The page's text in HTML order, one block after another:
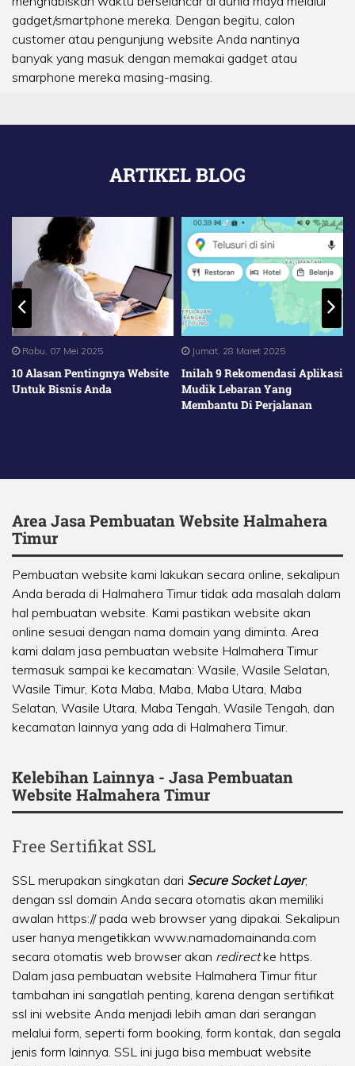
gadget/smartphone mereka. Dengan begitu, calon
customer atau pengunjung website Anda nantinya
banyak yang masuk dengan memakai gadget atau
smarphone mereka masing-masing.
ARTIKEL BLOG
Rabu, 07 Mei 2025
10 Alasan Pentingnya Website
Untuk Bisnis Anda
Jumat, 28 Maret 2025
Inilah 9 Rekomendasi Aplikasi
Mudik Lebaran Yang
Membantu Di Perjalanan
Area Jasa Pembuatan Website Halmahera
Timur
Pembuatan website kami lakukan secara online, sekalipun
Anda berada di Halmahera Timur tidak ada masalah dalam
hal pembuatan website. Kami pastikan website akan
online sesuai dengan nama domain yang diminta. Area
kami dalam jasa pembuatan website Halmahera Timur
termasuk sampai ke kecamatan: Wasile, Wasile Selatan,
Wasile Timur, Kota Maba, Maba, Maba Utara, Maba
Selatan, Wasile Utara, Maba Tengah, Wasile Tengah, dan
kecamatan lainnya yang ada di Halmahera Timur.
Kelebihan Lainnya - Jasa Pembuatan
Website Halmahera Timur
Free Sertifikat SSL
SSL merupakan singkatan dari Secure Socket Layer,
dengan ssl domain Anda secara otomatis akan memiliki
awalan https:// pada web browser yang dipakai. Sekalipun
user hanya mengetikkan www.namadomainanda.com
secara otomatis web browser akan redirectke https.
Dalam jasa pembuatan website Halmahera Timur fitur
tambahan ini sangatlah penting, karena dengan sertifikat
ssl ini website Anda menjadi lebih aman dari serangan
melalui form, seperti form booking, form kontak, dan segala
jenis form lainnya. SSL ini juga bisa membuat website